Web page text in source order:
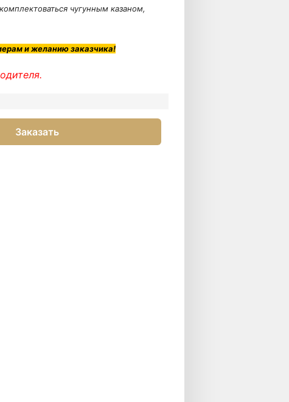
чугунным казаном,
и желанию заказчика!
Заказать